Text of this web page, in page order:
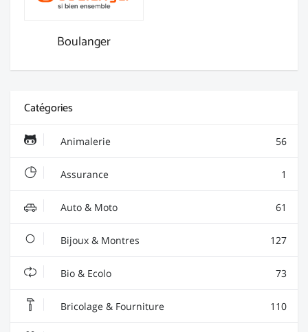
Boulanger
Catégories
Animalerie 56
Assurance 1
Auto & Moto 61
Bijoux & Montres 127
Bio & Ecolo 73
Bricolage & Fourniture 110